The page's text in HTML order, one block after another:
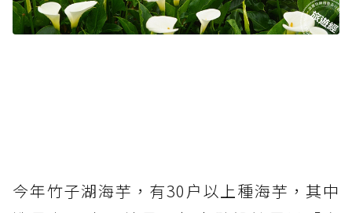
今年竹子湖海芋，有30户以上種海芋，其中